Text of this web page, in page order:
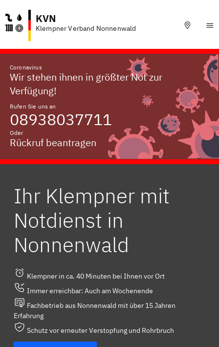
KVN
Klempner Verband Nonnenwald
Coronavirus
Wir stehen ihnen in größter Not zur
Verfügung!
Rufen Sie uns an
08938037711
Oder
Rückruf beantragen
Ihr Klempner mit
Notdienst in
Nonnenwald
Klempner in ca. 40 Minuten bei Ihnen vor Ort
Immer erreichbar: Auch am Wochenende
Fachbetrieb aus Nonnenwald mit über 15 Jahren
Erfahrung
Schutz vor erneuter Verstopfung und Rohrbruch